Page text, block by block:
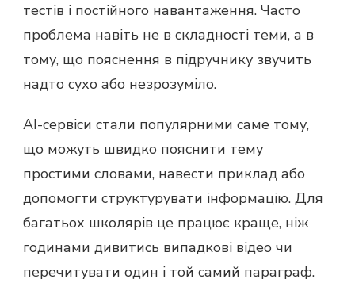
тестів і постійного навантаження. Часто
проблема навіть не в складності теми, а в
тому, що пояснення в підручнику звучить
надто сухо або незрозуміло.
AI-сервіси стали популярними саме тому,
що можуть швидко пояснити тему
простими словами, навести приклад або
допомогти структурувати інформацію. Для
багатьох школярів це працює краще, ніж
годинами дивитись випадкові відео чи
перечитувати один і той самий параграф.